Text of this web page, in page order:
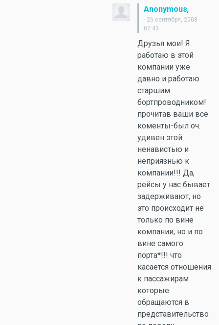
Anonymous,
- 26 сентября, 2008 -
02:43
Друзья мои! Я
работаю в этой
компании уже
давно и работаю
старшим
бортпроводником!
прочитав ваши все
коменты-был оч.
удивен этой
ненавистью и
неприязнью к
компании!!! Да,
рейсы у нас бывает
задерживают, но
это происходит не
только по вине
компании, но и по
вине самого
порта*!!! что
касается отношения
к пассажирам
которые
обращаются в
представительство